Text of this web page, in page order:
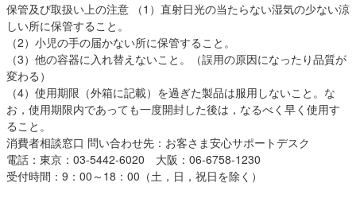
保管及び取扱い上の注意 （1）直射日光の当たらない湿気の少ない涼
しい所に保管すること。
（2）小児の手の届かない所に保管すること。
（3）他の容器に入れ替えないこと。（誤用の原因になったり品質が
変わる）
（4）使用期限（外箱に記載）を過ぎた製品は服用しないこと。な
お，使用期限内であっても一度開封した後は，なるべく早く使用す
ること。
消費者相談窓口 問い合わせ先：お客さま安心サポートデスク
電話：東京：03-5442-6020 大阪：06-6758-1230
受付時間：9：00～18：00（土，日，祝日を除く）